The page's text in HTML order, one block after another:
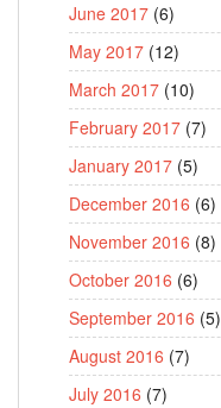
June 2017 (6)
May 2017 (12)
March 2017 (10)
February 2017 (7)
January 2017 (5)
December 2016 (6)
November 2016 (8)
October 2016 (6)
September 2016 (5)
August 2016 (7)
July 2016 (7)